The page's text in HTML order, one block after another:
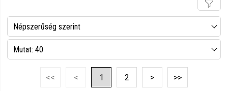
Népszerűség szerint
Név szerint csökkenő
Mutat: 40
<< < 1 2 > >>